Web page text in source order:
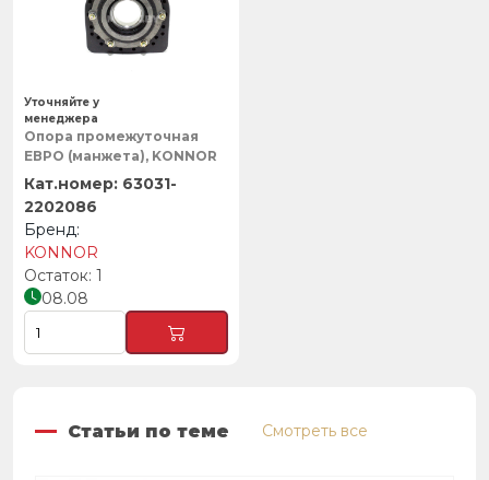
Опора промежуточная
ЕВРО (манжета), KONNOR
63031-
2202086
KONNOR
1
08.08
Уточняйте у
менеджера
Статьи по теме Смотреть все